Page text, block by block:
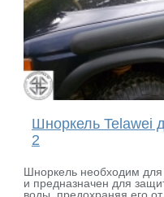
Шноркель Telawei
2
Шноркель необходим
и предназначен для